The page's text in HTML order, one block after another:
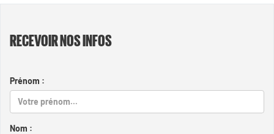
RECEVOIR NOS INFOS
Prénom :
Nom :